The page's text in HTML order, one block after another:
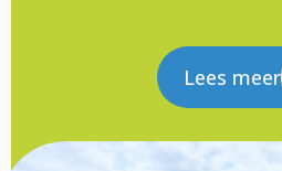
Lees meer